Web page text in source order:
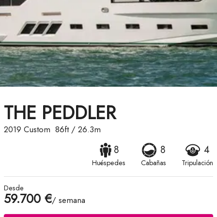
THE PEDDLER
2019 Custom 86ft/ 26.3m
8
Huéspedes
8
Cabañas
4
Tripulación
Desde
59.700 €/ semana